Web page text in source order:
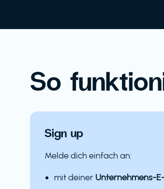
So
Sign up
Melde dich einfach an:
mit deiner Unternehmens-